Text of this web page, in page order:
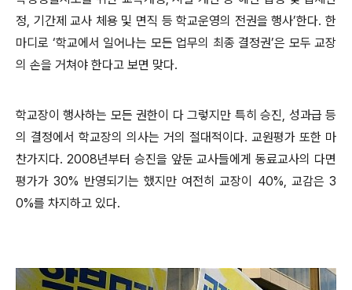
정, 기간제 교사 체용 및 면직 등 학교운영의 전권을 행사’한다. 한
마디로 ‘학교에서 일어나는 모든 업무의 최종 결정권’은 모두 교장
의 손을 거쳐야 한다고 보면 맞다.
학교장이 행사하는 모든 권한이 다 그렇지만 특히 승진, 성과급 등
의 결정에서 학교장의 의사는 거의 절대적이다. 교원평가 또한 마
찬가지다. 2008년부터 승진을 앞둔 교사들에게 동료교사의 다면
평가가 30% 반영되기는 했지만 여전히 교장이 40%, 교감은 3
0%를 차지하고 있다.